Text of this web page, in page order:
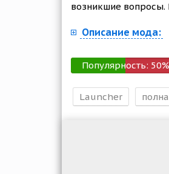
возникшие вопросы.
Описание мода:
Популярность: 50%
Launcher